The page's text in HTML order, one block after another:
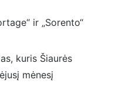
ir „Sorento“
kuris Šiaurės
mėnesį